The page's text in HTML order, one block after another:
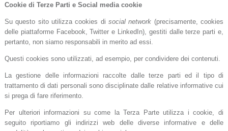
Cookie di Terze Parti e Social media cookie
Su questo sito utilizza cookies disocial network (precisamente, cookies
delle piattaforme Facebook, Twitter e LinkedIn), gestiti dalle terze parti e,
pertanto, non siamo responsabili in merito ad essi.
Questi cookies sono utilizzati, ad esempio, per condividere dei contenuti.
La gestione delle informazioni raccolte dalle terze parti ed il tipo di
trattamento di dati personali sono disciplinate dalle relative informative cui
si prega di fare riferimento.
Per ulteriori informazioni su come la Terza Parte utilizza i cookie, di
seguito riportiamo gli indirizzi web delle diverse informative e delle